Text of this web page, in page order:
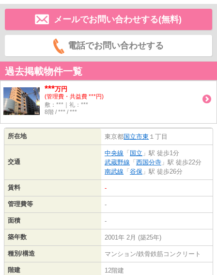
メールでお問い合わせする(無料)
電話でお問い合わせする
過去掲載物件一覧
***万円
(管理費・共益費 ***円)
敷：***｜礼：***
8階 / *** / ***
所在地 東京都国立市東 １丁目
交通
中央線 「 国立 」駅 徒歩1分
武蔵野線 「 西国分寺 」駅 徒歩22分
南武線 「 谷保 」駅 徒歩26分
賃料 -
管理費等 -
面積 -
築年数 2001年 2月 (築25年)
種別/構造 マンション/鉄骨鉄筋コンクリート
階建 12階建